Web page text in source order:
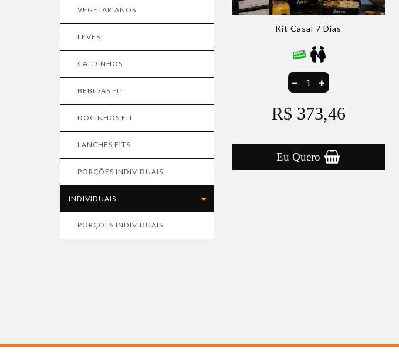
VEGETARIANOS
LEVES
CALDINHOS
BEBIDAS FIT
DOCINHOS FIT
LANCHES FITS
PORÇÕES INDIVIDUAIS
INDIVIDUAIS
PORÇÕES INDIVIDUAIS
Kit Casal 7 Dias
R$ 373,46
Eu Quero